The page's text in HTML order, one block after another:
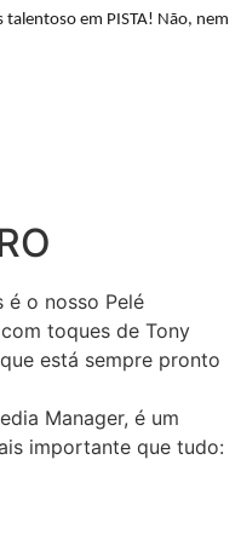
talentoso em PISTA! Não, nem
é o nosso Pelé
toques de Tony
está sempre pronto
Manager, é um
importante que tudo: